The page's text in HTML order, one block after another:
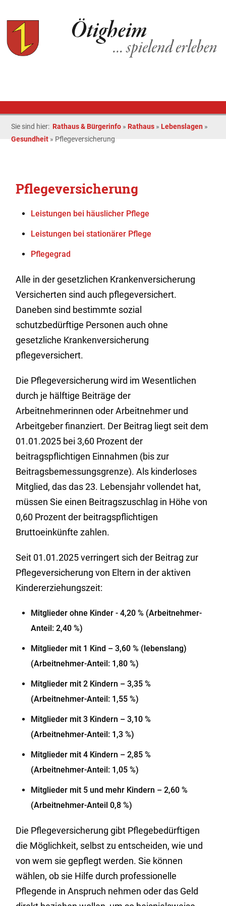
Sie sind hier: Rathaus & Bürgerinfo » Rathaus » Lebenslagen »
Gesundheit» Pflegeversicherung
Pflegeversicherung
Leistungen bei häuslicher Pflege
Leistungen bei stationärer Pflege
Pflegegrad
Alle in der gesetzlichen Krankenversicherung
Versicherten sind auch pflegeversichert.
Daneben sind bestimmte sozial
schutzbedürftige Personen auch ohne
gesetzliche Krankenversicherung
pflegeversichert.
Die Pflegeversicherung wird im Wesentlichen
durch je hälftige Beiträge der
Arbeitnehmerinnen oder Arbeitnehmer und
Arbeitgeber finanziert. Der Beitrag liegt seit dem
01.01.2025 bei 3,60 Prozent der
beitragspflichtigen Einnahmen (bis zur
Beitragsbemessungsgrenze). Als kinderloses
Mitglied, das das 23. Lebensjahr vollendet hat,
müssen Sie einen Beitragszuschlag in Höhe von
0,60 Prozent der beitragspflichtigen
Bruttoeinkünfte zahlen.
Seit 01.01.2025 verringert sich der Beitrag zur
Pflegeversicherung von Eltern in der aktiven
Kindererziehungszeit:
Mitglieder ohne Kinder - 4,20 % (Arbeitnehmer-
Anteil: 2,40 %)
Mitglieder mit 1 Kind – 3,60 % (lebenslang)
(Arbeitnehmer-Anteil: 1,80 %)
Mitglieder mit 2 Kindern – 3,35 %
(Arbeitnehmer-Anteil: 1,55 %)
Mitglieder mit 3 Kindern – 3,10 %
(Arbeitnehmer-Anteil: 1,3 %)
Mitglieder mit 4 Kindern – 2,85 %
(Arbeitnehmer-Anteil: 1,05 %)
Mitglieder mit 5 und mehr Kindern – 2,60 %
(Arbeitnehmer-Anteil 0,8 %)
Die Pflegeversicherung gibt Pflegebedürftigen
die Möglichkeit, selbst zu entscheiden, wie und
von wem sie gepflegt werden. Sie können
wählen, ob sie Hilfe durch professionelle
Pflegende in Anspruch nehmen oder das Geld